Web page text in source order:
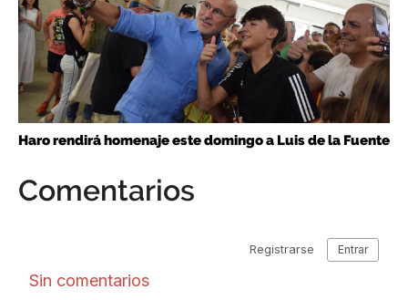
Haro rendirá homenaje este domingo a Luis de la Fuente
Comentarios